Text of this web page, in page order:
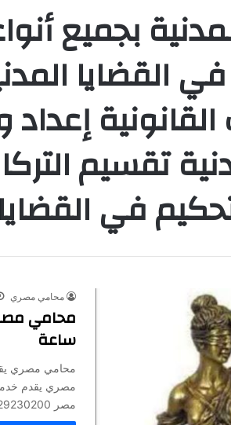
بجميع
القضايا
تقسيم
في
محامي مصري
ساعة
مصر 01129230200 موقع…